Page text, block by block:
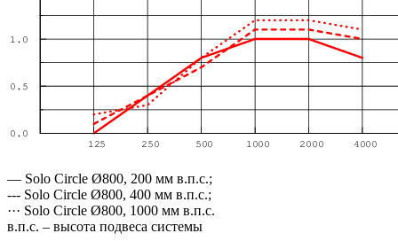
— Solo Circle Ø800, 200 мм в.п.с.;
--- Solo Circle Ø800, 400 мм в.п.с.;
··· Solo Circle Ø800, 1000 мм в.п.с.
в.п.с. – высота подвеса системы